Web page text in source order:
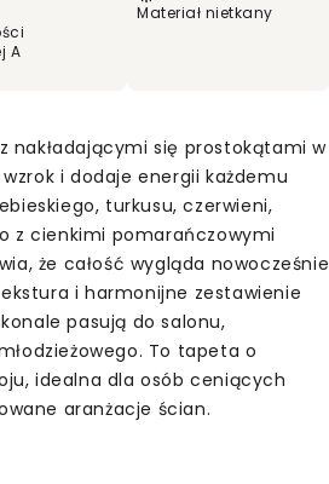
A
Materiał nietkany
nakładającymi się prostokątami w
i dodaje energii każdemu
turkusu, czerwieni,
z cienkimi pomarańczowymi
że całość wygląda nowocześnie
i harmonijne zestawienie
pasują do salonu,
To tapeta o
idealna dla osób ceniących
aranżacje ścian.